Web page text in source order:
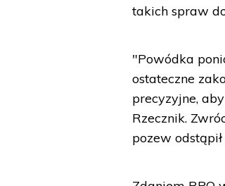
takich spraw
"Powódka
ostateczne
precyzyjne,
Rzecznik.
pozew